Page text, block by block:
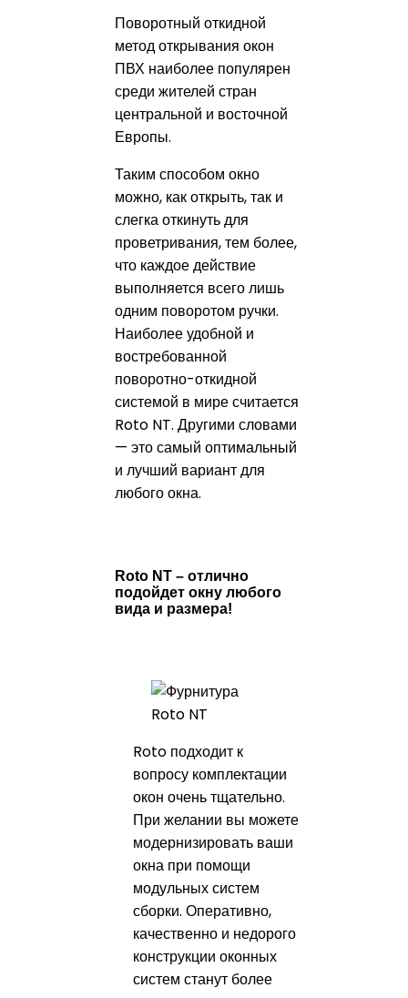
Поворотный откидной
метод открывания окон
ПВХ наиболее популярен
среди жителей стран
центральной и восточной
Европы.
Таким способом окно
можно, как открыть, так и
слегка откинуть для
проветривания, тем более,
что каждое действие
выполняется всего лишь
одним поворотом ручки.
Наиболее удобной и
востребованной
поворотно-откидной
системой в мире считается
Roto NT. Другими словами
— это самый оптимальный
и лучший вариант для
любого окна.
Roto NT – отлично
подойдет окну любого
вида и размера!
Roto подходит к
вопросу комплектации
окон очень тщательно.
При желании вы можете
модернизировать ваши
окна при помощи
модульных систем
сборки. Оперативно,
качественно и недорого
конструкции оконных
систем станут более